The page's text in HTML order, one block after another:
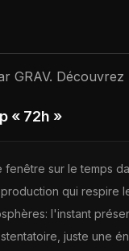
GRAV. Découvrez
« 72h »
fenêtre sur le temps
qui respire
l'instant
juste une